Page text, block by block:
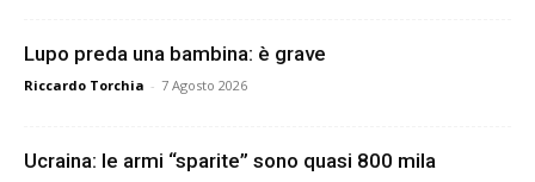
Lupo preda una bambina: è grave
Riccardo Torchia - 7 Agosto 2026
Ucraina: le armi “sparite” sono quasi 800 mila